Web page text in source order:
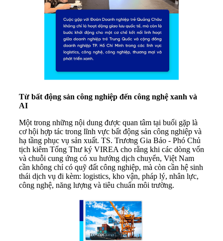
Từ bất động sản công nghiệp đến công nghệ xanh và
AI
Một trong những nội dung được quan tâm tại buổi gặp là
cơ hội hợp tác trong lĩnh vực bất động sản công nghiệp và
hạ tầng phục vụ sản xuất. TS. Trương Gia Bảo - Phó Chủ
tịch kiêm Tổng Thư ký VIREA cho rằng khi các dòng vốn
và chuỗi cung ứng có xu hướng dịch chuyển, Việt Nam
cần không chỉ có quỹ đất công nghiệp, mà còn cần hệ sinh
thái dịch vụ đi kèm: logistics, kho vận, pháp lý, nhân lực,
công nghệ, năng lượng và tiêu chuẩn môi trường.